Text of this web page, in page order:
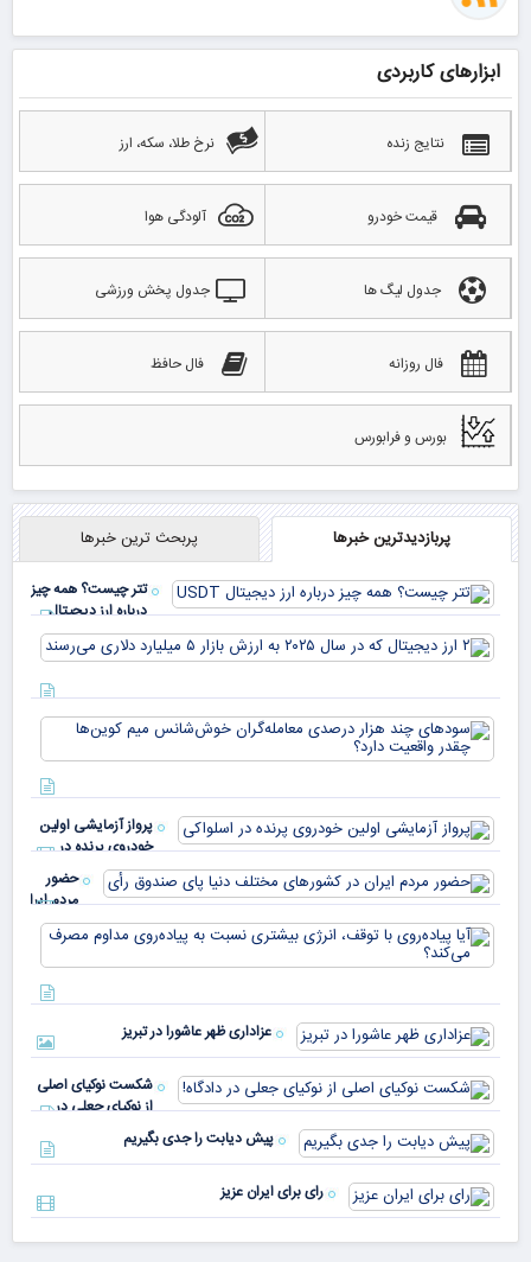
ابزارهای کاربردی
نتایج زنده نرخ طلا، سکه، ارز
قیمت خودرو آلودگی هوا
جدول لیگ ها جدول پخش ورزشی
فال روزانه فال حافظ
بورس و فرابورس
پربازدیدترین خبرها پربحث ترین خبرها
تتر چیست؟ همه چیز
درباره ارز دیجیتال
USDT
پرواز آزمایشی اولین
خودروی پرنده در
اسلواکی
حضور
مردم ایران
در
کشورهای
مختلف
دنیا پای
صندوق
عزاداری ظهر عاشورا در تبریز
شکست نوکیای اصلی
از نوکیای جعلی در
دادگاه!
پیش دیابت را جدی بگیریم
رای برای ایران عزیز